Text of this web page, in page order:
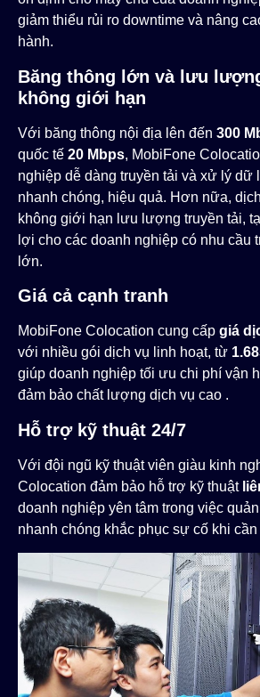
giảm thiểu rủi ro downtime và nâng
hành.
Băng thông lớn và lưu
không giới hạn
Với băng thông nội địa lên đến 300
quốc tế 20 Mbps, MobiFone
nghiệp dễ dàng truyền tải và xử lý dữ
nhanh chóng, hiệu quả. Hơn nữa,
không giới hạn lưu lượng truyền tải,
lợi cho các doanh nghiệp có nhu cầu
lớn​.
Giá cả cạnh tranh
MobiFone Colocation cung cấp giá
với nhiều gói dịch vụ linh hoạt, từ
giúp doanh nghiệp tối ưu chi phí vận
đảm bảo chất lượng dịch vụ cao .
Hỗ trợ kỹ thuật 24/7
Với đội ngũ kỹ thuật viên giàu kinh
Colocation đảm bảo hỗ trợ kỹ thuật
doanh nghiệp yên tâm trong việc
nhanh chóng khắc phục sự cố khi cần